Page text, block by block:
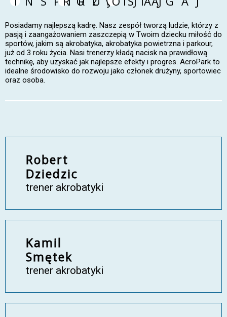
Posiadamy najlepszą kadrę. Nasz zespół tworzą ludzie, którzy z
pasją i zaangażowaniem zaszczepią w Twoim dziecku miłość do
sportów, jakim są akrobatyka, akrobatyka powietrzna i parkour,
już od 3 roku życia. Nasi trenerzy kładą nacisk na prawidłową
technikę, aby uzyskać jak najlepsze efekty i progres. AcroPark to
idealne środowisko do rozwoju jako członek drużyny, sportowiec
oraz osoba.
Robert
Dziedzic
trener akrobatyki
Kamil
Smętek
trener akrobatyki